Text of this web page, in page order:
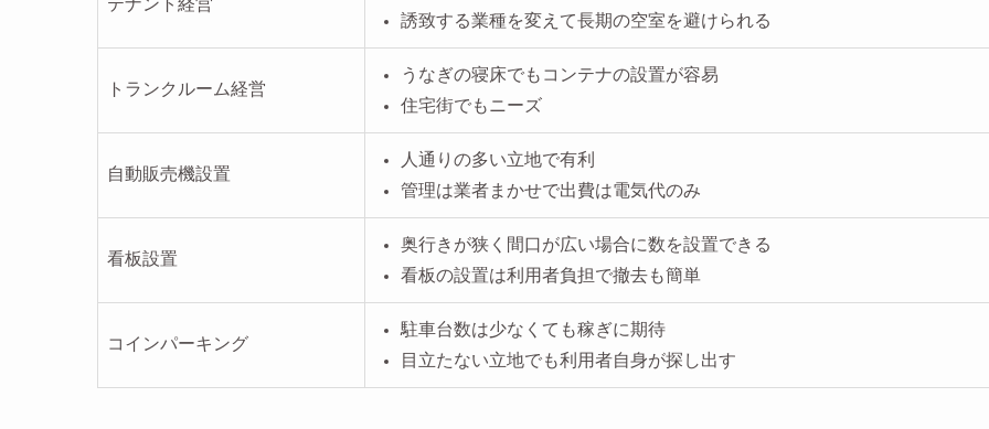
テナント経営
誘致する業種を変えて長期の空室を避けられる
トランクルーム経営
うなぎの寝床でもコンテナの設置が容易
住宅街でもニーズ
自動販売機設置
人通りの多い立地で有利
管理は業者まかせで出費は電気代のみ
看板設置
奥行きが狭く間口が広い場合に数を設置できる
看板の設置は利用者負担で撤去も簡単
コインパーキング
駐車台数は少なくても稼ぎに期待
目立たない立地でも利用者自身が探し出す